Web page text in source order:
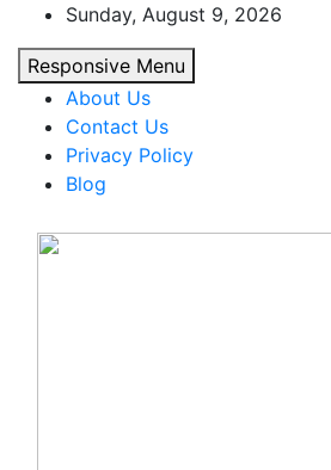
content
Sunday, August 9, 2026
Responsive Menu
About Us
Contact Us
Privacy Policy
Blog